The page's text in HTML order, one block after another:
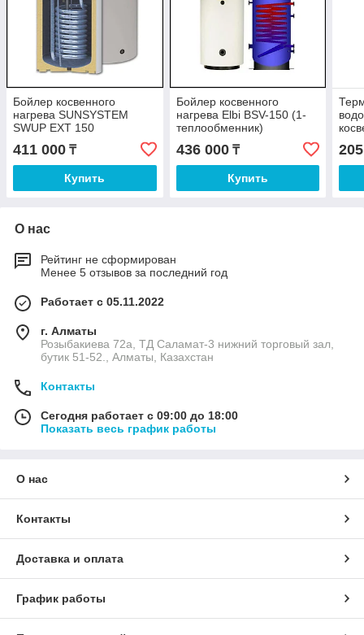
Бойлер косвенного
нагрева SUNSYSTEM
SWUP EXT 150
411 000 ₸
Купить
Бойлер косвенного
нагрева Elbi BSV-150 (1-
теплообменник)
436 000₸
Купить
О нас
Рейтинг не сформирован
Менее 5 отзывов за последний год
Работает с 05.11.2022
г. Алматы
Розыбакиева 72а, ТД Саламат-3 нижний торговый зал,
бутик 51-52., Алматы, Казахстан
Контакты
Сегодня работает с 09:00 до 18:00
Показать весь график работы
О нас
Контакты
Доставка и оплата
График работы